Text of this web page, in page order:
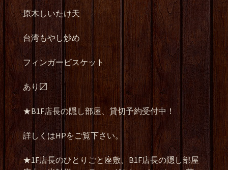
原木しいたけ天
台湾もやし炒め
フィンガービスケット
あり〼
★B1F店長の隠し部屋、貸切予約受付中！
詳しくはHPをご覧下さい。
★1F店長のひとりごと座敷、B1F店長の隠し部屋